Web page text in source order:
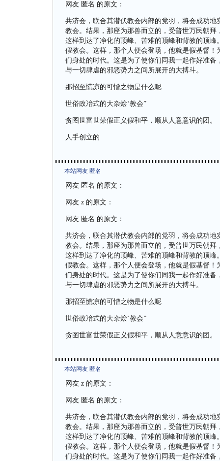
网友 匿名 的原文：
共济会，联合其潜伏教会内部的党羽，将会成功
教会。结果，那座为那兽而立的，受普世万民朝
这样到达了净化的顶峰、苦难的顶峰和背教的顶
假教会。这样，那个人便会登场，他就是假基督
们身处的时代。这是为了使你们同我一起作好准
与一切肆虐的邪恶势力之间所展开的大搏斗。
那招至慌凉的可憎之物是什么呢
世俗政冶式的大杂烩‘教会”
贪图世富世荣假正义假和平，顺从人意意识的团。
人手创立的
本站网友 匿名
网友 匿名 的原文：
网友 z 的原文：
网友 匿名 的原文：
共济会，联合其潜伏教会内部的党羽，将会成功
教会。结果，那座为那兽而立的，受普世万民朝
这样到达了净化的顶峰、苦难的顶峰和背教的顶
假教会。这样，那个人便会登场，他就是假基督
们身处的时代。这是为了使你们同我一起作好准
与一切肆虐的邪恶势力之间所展开的大搏斗。
那招至慌凉的可憎之物是什么呢
世俗政冶式的大杂烩‘教会”
贪图世富世荣假正义假和平，顺从人意意识的团。
本站网友 匿名
网友 z 的原文：
网友 匿名 的原文：
共济会，联合其潜伏教会内部的党羽，将会成功
教会。结果，那座为那兽而立的，受普世万民朝
这样到达了净化的顶峰、苦难的顶峰和背教的顶
假教会。这样，那个人便会登场，他就是假基督
们身处的时代。这是为了使你们同我一起作好准